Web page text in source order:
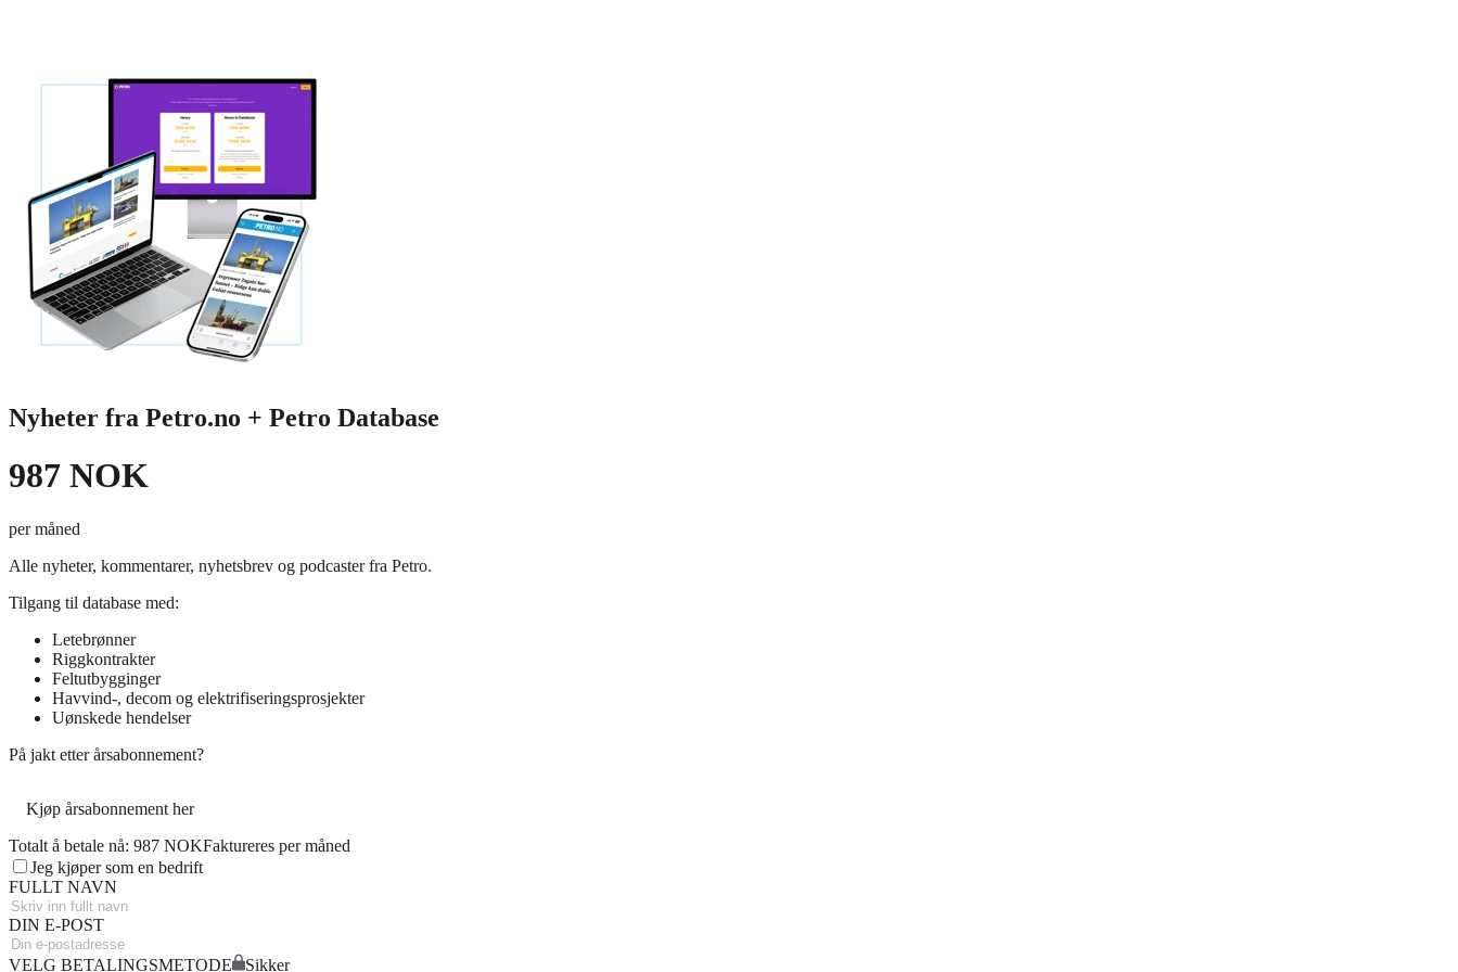
Nyheter fra Petro.no + Petro Database
987 NOK
per måned
Alle nyheter, kommentarer, nyhetsbrev og podcaster fra Petro.
Tilgang til database med:
Letebrønner
Riggkontrakter
Feltutbygginger
Havvind-, decom og elektrifiseringsprosjekter
Uønskede hendelser
På jakt etter årsabonnement?
Kjøp årsabonnement her
Totalt å betale nå: 987 NOKFaktureres per måned
Jeg kjøper som en bedrift
FULLT NAVN
DIN E-POST
VELG BETALINGSMETODE Sikker